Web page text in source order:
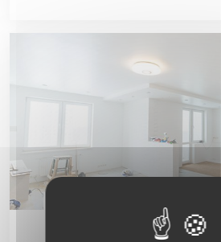
Réhabilitation